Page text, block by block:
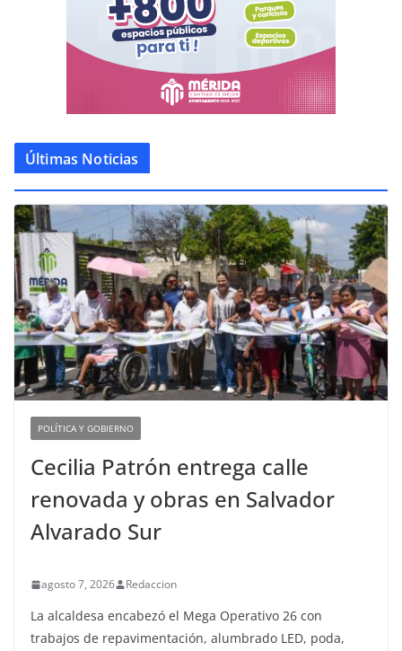
Últimas Noticias
POLÍTICA Y GOBIERNO
Cecilia Patrón entrega calle
renovada y obras en Salvador
Alvarado Sur
agosto 7, 2026 Redaccion
La alcaldesa encabezó el Mega Operativo 26 con
trabajos de repavimentación, alumbrado LED, poda,